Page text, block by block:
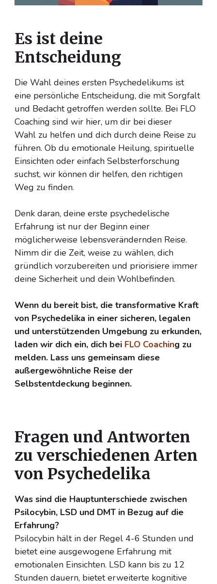
Es ist deine
Entscheidung
Die Wahl deines ersten Psychedelikums ist
eine persönliche Entscheidung, die mit Sorgfalt
und Bedacht getroffen werden sollte. Bei FLO
Coaching sind wir hier, um dir bei dieser
Wahl zu helfen und dich durch deine Reise zu
führen. Ob du emotionale Heilung, spirituelle
Einsichten oder einfach Selbsterforschung
suchst, wir können dir helfen, den richtigen
Weg zu finden.
Denk daran, deine erste psychedelische
Erfahrung ist nur der Beginn einer
möglicherweise lebensverändernden Reise.
Nimm dir die Zeit, weise zu wählen, dich
gründlich vorzubereiten und priorisiere immer
deine Sicherheit und dein Wohlbefinden.
Wenn du bereit bist, die transformative Kraft
von Psychedelika in einer sicheren, legalen
und unterstützenden Umgebung zu erkunden,
laden wir dich ein, dich bei FLO Coaching zu
melden. Lass uns gemeinsam diese
außergewöhnliche Reise der
Selbstentdeckung beginnen.
Fragen und Antworten
zu verschiedenen Arten
von Psychedelika
Was sind die Hauptunterschiede zwischen
Psilocybin, LSD und DMT in Bezug auf die
Erfahrung?
Psilocybin hält in der Regel 4-6 Stunden und
bietet eine ausgewogene Erfahrung mit
emotionalen Einsichten. LSD kann bis zu 12
Stunden dauern, bietet erweiterte kognitive